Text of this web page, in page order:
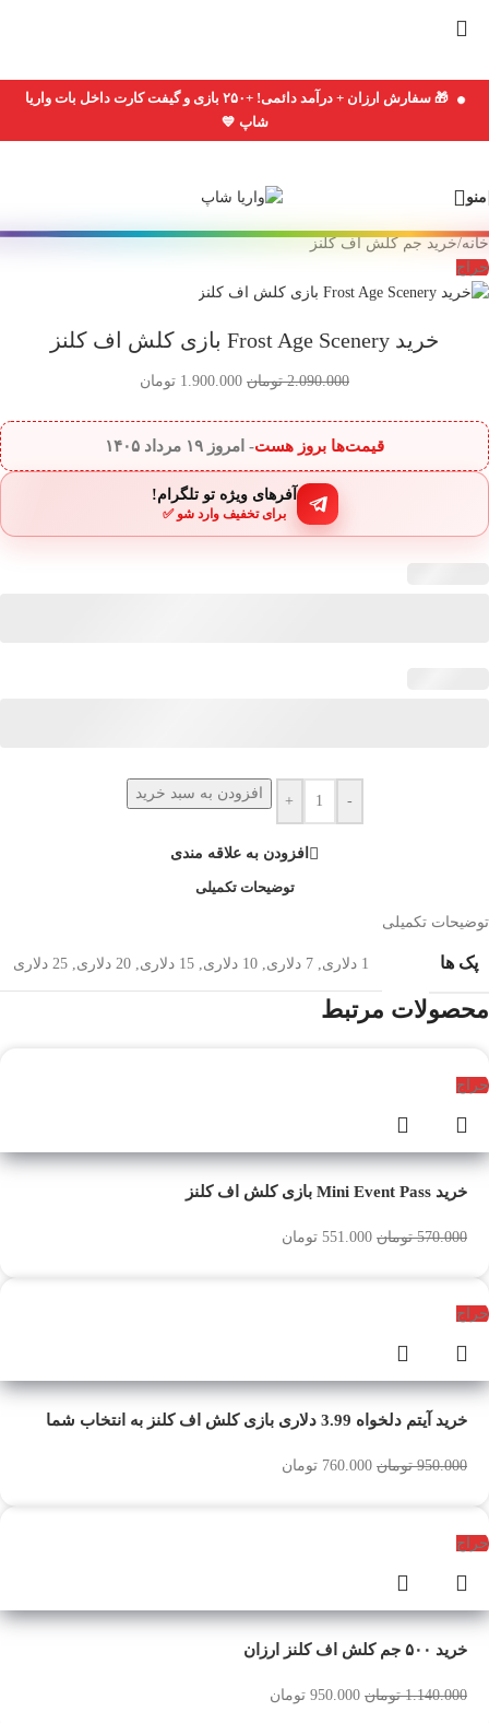
Skip
🎁 سفارش ارزان + درآمد دائمی! +۲۵۰ بازی و گیفت کارت داخل بات واریا
شاپ 💙
منو
خانه/خرید جم کلش اف کلنز
حراج
خرید Frost Age Scenery بازی کلش اف کلنز
2.090.000 تومان 1.900.000 تومان
قیمت‌ها بروز هست- امروز ۱۹ مرداد ۱۴۰۵
آفرهای ویژه تو تلگرام!
برای تخفیف وارد شو ✅
-
+ افزودن به سبد خرید
افزودن به علاقه مندی
توضیحات تکمیلی
توضیحات تکمیلی
پک ها 1 دلاری 7 دلاری 10 دلاری 15 دلاری 20 دلاری 25 دلاری
محصولات مرتبط
حراج
خرید Mini Event Pass بازی کلش اف کلنز
570.000 تومان 551.000 تومان
حراج
خرید آیتم دلخواه 3.99 دلاری بازی کلش اف کلنز به انتخاب شما
950.000 تومان 760.000 تومان
حراج
خرید ۵۰۰ جم کلش اف کلنز ارزان
1.140.000 تومان 950.000 تومان